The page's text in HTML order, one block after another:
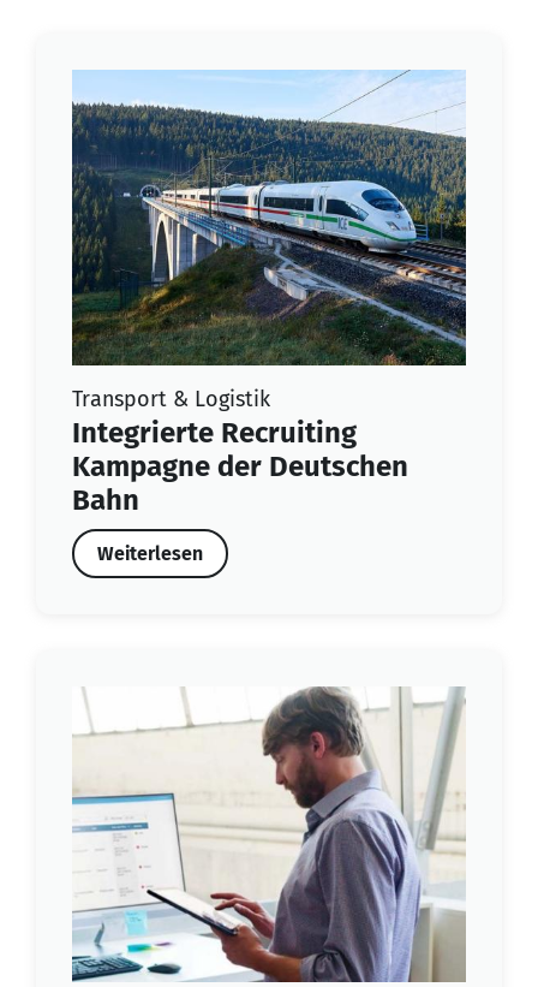
Transport & Logistik
Integrierte Recruiting
Kampagne der Deutschen
Bahn
Weiterlesen